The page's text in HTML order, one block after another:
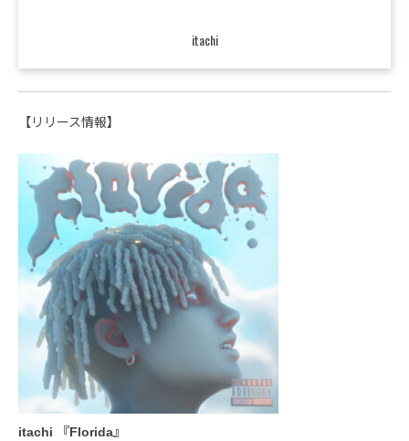
itachi
【リリース情報】
itachi 『Florida』